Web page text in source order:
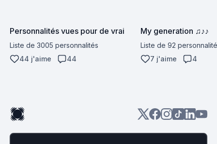
Personnalités vues pour de vrai
Liste de 3005 personnalités
44 j'aime
44
My generation ♫♪♪
Liste de 92
7 j'aime
4